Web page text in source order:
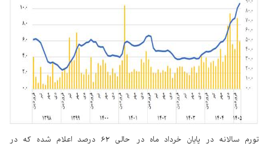
تورم سالانه در پایان خرداد ماه در حالی ۶۲ درصد اعلام شده که در